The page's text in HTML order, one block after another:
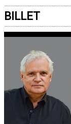
BILLET